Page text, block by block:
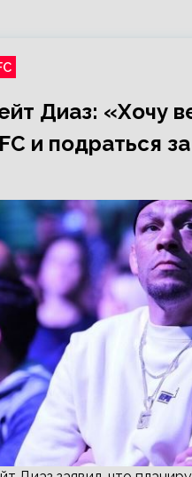
Диаз: «Хочу
и подраться